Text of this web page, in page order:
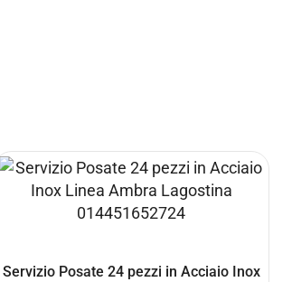
Servizio Posate 24 pezzi in Acciaio Inox